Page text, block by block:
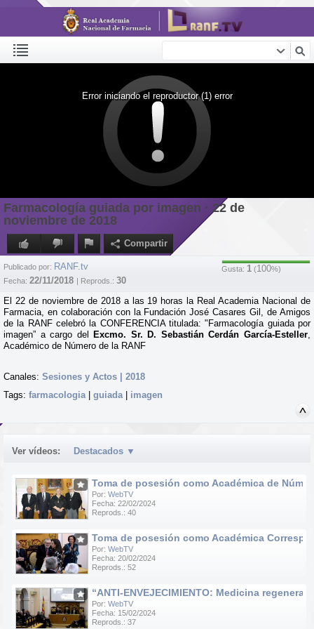
Error iniciando el reproductor (1) error
Farmacología guiada por imagen · 22 de
noviembre de 2018
Compartir
Gusta: 1 (100%)
Publicado por: RANF.tv
Fecha: 22/11/2018 | Reprods.: 30
El 22 de noviembre de 2018 a las 19 horas la Real Academia Nacional de
Farmacia, en colaboración con la Fundación José Casares Gil, de Amigos
de la RANF celebró la CONFERENCIA titulada: "Farmacología guiada por
imagen” a cargo del
Excmo. Sr. D. Sebastián Cerdán García-Esteller,
Académico de Número de la RANF
Canales: Sesiones y Actos | 2018
Tags: farmacologia guiada imagen
Ver vídeos: Destacados ▼
Toma de posesión como Académica de
Por: WebTV
Fecha: 22/02/2024
Reprods.: 40
Toma de posesión como Académica
Por: WebTV
Fecha: 20/02/2024
Reprods.: 52
“ANTI-ENVEJECIMIENTO: Medicina
Por: WebTV
Fecha: 15/02/2024
Reprods.: 37